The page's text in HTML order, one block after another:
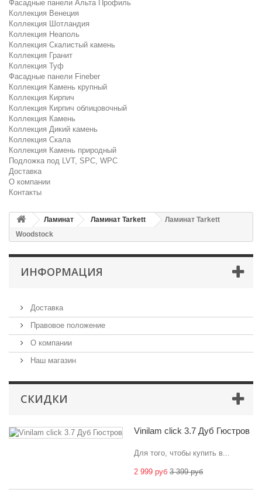
Фасадные панели Альта Профиль
Коллекция Венеция
Коллекция Шотландия
Коллекция Неаполь
Коллекция Скалистый камень
Коллекция Гранит
Коллекция Туф
Фасадные панели Fineber
Коллекция Камень крупный
Коллекция Кирпич
Коллекция Кирпич облицовочный
Коллекция Камень
Коллекция Дикий камень
Коллекция Скала
Коллекция Камень природный
Подложка под LVT, SPC, WPC
Доставка
О компании
Контакты
Ламинат Ламинат Tarkett
Ламинат Tarkett
Woodstock
ИНФОРМАЦИЯ
Доставка
Правовое положение
О компании
Наш магазин
СКИДКИ
Vinilam click 3.7 Дуб Гюстров
Для того, чтобы купить в...
2 999 руб 3 399 руб